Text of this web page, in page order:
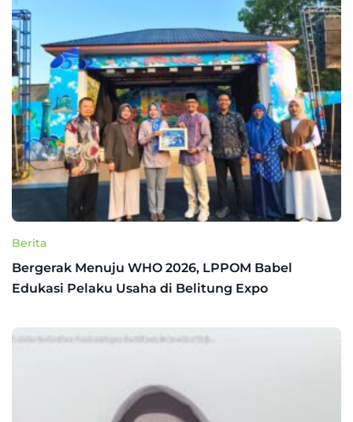
Berita
Bergerak Menuju WHO 2026, LPPOM Babel
Edukasi Pelaku Usaha di Belitung Expo